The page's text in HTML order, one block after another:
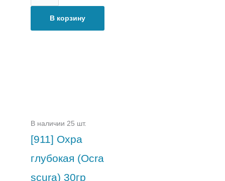
В корзину
В наличии 25 шт.
[911] Охра
глубокая (Ocra
scura) 30гр